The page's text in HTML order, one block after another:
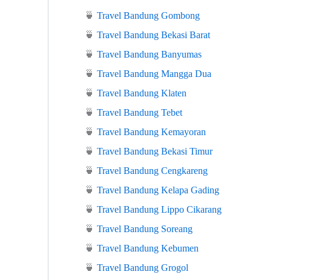
🍵 Travel Bandung Gombong
🍵 Travel Bandung Bekasi Barat
🍵 Travel Bandung Banyumas
🍵 Travel Bandung Mangga Dua
🍵 Travel Bandung Klaten
🍵 Travel Bandung Tebet
🍵 Travel Bandung Kemayoran
🍵 Travel Bandung Bekasi Timur
🍵 Travel Bandung Cengkareng
🍵 Travel Bandung Kelapa Gading
🍵 Travel Bandung Lippo Cikarang
🍵 Travel Bandung Soreang
🍵 Travel Bandung Kebumen
🍵 Travel Bandung Grogol